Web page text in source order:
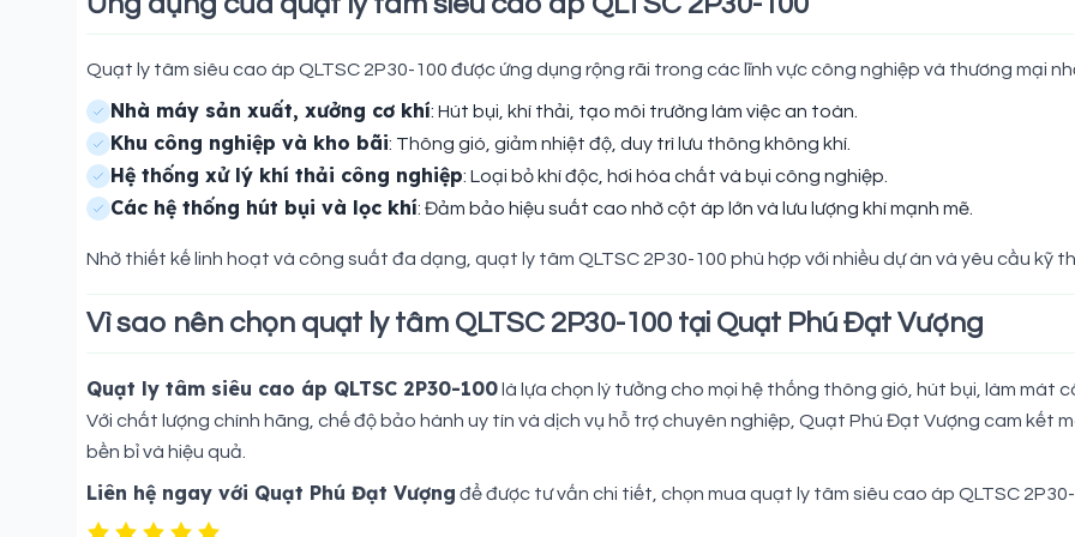
Quạt ly tâm siêu cao áp QLTSC 2P30-100 được ứng dụng rộng rãi trong các lĩnh vực công nghiệp và thương mại
Nhà máy sản xuất, xưởng cơ khí: Hút bụi, khí thải, tạo môi trường làm việc an toàn.
Khu công nghiệp và kho bãi: Thông gió, giảm nhiệt độ, duy trì lưu thông không khí.
Hệ thống xử lý khí thải công nghiệp: Loại bỏ khí độc, hơi hóa chất và bụi công nghiệp.
Các hệ thống hút bụi và lọc khí: Đảm bảo hiệu suất cao nhờ cột áp lớn và lưu lượng khí mạnh mẽ.
Nhờ thiết kế linh hoạt và công suất đa dạng, quạt ly tâm QLTSC 2P30-100 phù hợp với nhiều dự án và yêu cầu kỹ
Vì sao nên chọn quạt ly tâm QLTSC 2P30-100 tại Quạt Phú Đạt Vượng
Quạt ly tâm siêu cao áp QLTSC 2P30-100 là lựa chọn lý tưởng cho mọi hệ thống thông gió, hút bụi, làm mát
Với chất lượng chính hãng, chế độ bảo hành uy tín và dịch vụ hỗ trợ chuyên nghiệp, Quạt Phú Đạt Vượng cam kết
bền bỉ và hiệu quả.
Liên hệ ngay với Quạt Phú Đạt Vượng để được tư vấn chi tiết, chọn mua quạt ly tâm siêu cao áp QLTSC